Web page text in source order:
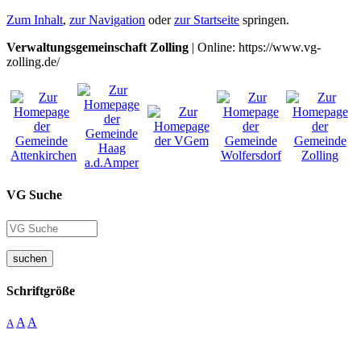
Zum Inhalt, zur Navigation oderzur Startseite springen.
Verwaltungsgemeinschaft Zolling | Online: https://www.vg-
zolling.de/
VG Suche
suchen
Schriftgröße
A A A